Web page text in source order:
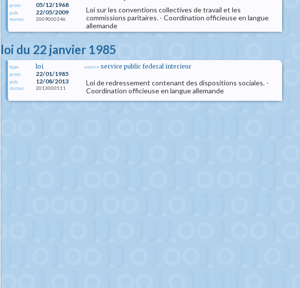
prom. 05/12/1968
pub. 22/05/2009
numac 2009000346
Loi sur les conventions collectives de travail et les
commissions paritaires. - Coordination officieuse en langue
allemande
loi du 22 janvier 1985
type loi
prom. 22/01/1985
pub. 12/08/2013
numac 2013000511
source service public federal interieur
Loi de redressement contenant des dispositions sociales. -
Coordination officieuse en langue allemande